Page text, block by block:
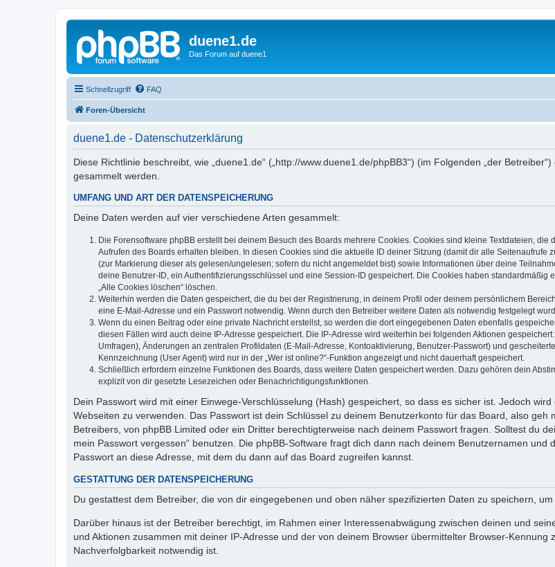
duene1.de
Das Forum auf duene1
Schnellzugriff FAQ
Foren-Übersicht
duene1.de - Datenschutzerklärung
Diese Richtlinie beschreibt, wie „duene1.de“ („http://www.duene1.de/phpBB3“) (im Folgenden „der
gesammelt werden.
UMFANG UND ART DER DATENSPEICHERUNG
Deine Daten werden auf vier verschiedene Arten gesammelt:
Die Forensoftware phpBB erstellt bei deinem Besuch des Boards mehrere Cookies. Cookies sind kleine Textdateien,
Aufrufen des Boards erhalten bleiben. In diesen Cookies sind die aktuelle ID deiner Sitzung (damit dir alle
(zur Markierung dieser als gelesen/ungelesen; sofern du nicht angemeldet bist) sowie Informationen über deine
deine Benutzer-ID, ein Authentifizierungsschlüssel und eine Session-ID gespeichert. Die Cookies haben
„Alle Cookies löschen“ löschen.
Weiterhin werden die Daten gespeichert, die du bei der Registrierung, in deinem Profil oder deinem persönlichem
eine E-Mail-Adresse und ein Passwort notwendig. Wenn durch den Betreiber weitere Daten als notwendig festgelegt
Wenn du einen Beitrag oder eine private Nachricht erstellst, so werden die dort eingegebenen Daten ebenfalls
diesen Fällen wird auch deine IP-Adresse gespeichert. Die IP-Adresse wird weiterhin bei folgenden Aktionen
Umfragen), Änderungen an zentralen Profildaten (E-Mail-Adresse, Kontoaktivierung, Benutzer-Passwort) und
Kennzeichnung (User Agent) wird nur in der „Wer ist online?“-Funktion angezeigt und nicht dauerhaft gespeichert.
Schließlich erfordern einzelne Funktionen des Boards, dass weitere Daten gespeichert werden. Dazu gehören dein
explizit von dir gesetzte Lesezeichen oder Benachrichtigungsfunktionen.
Dein Passwort wird mit einer Einwege-Verschlüsselung (Hash) gespeichert, so dass es sicher ist. Jedoch
Webseiten zu verwenden. Das Passwort ist dein Schlüssel zu deinem Benutzerkonto für das Board, also
Betreibers, von phpBB Limited oder ein Dritter berechtigterweise nach deinem Passwort fragen. Solltest du
mein Passwort vergessen“ benutzen. Die phpBB-Software fragt dich dann nach deinem Benutzernamen
Passwort an diese Adresse, mit dem du dann auf das Board zugreifen kannst.
GESTATTUNG DER DATENSPEICHERUNG
Du gestattest dem Betreiber, die von dir eingegebenen und oben näher spezifizierten Daten zu speichern,
Darüber hinaus ist der Betreiber berechtigt, im Rahmen einer Interessenabwägung zwischen deinen und
und Aktionen zusammen mit deiner IP-Adresse und der von deinem Browser übermittelter Browser-
Nachverfolgbarkeit notwendig ist.